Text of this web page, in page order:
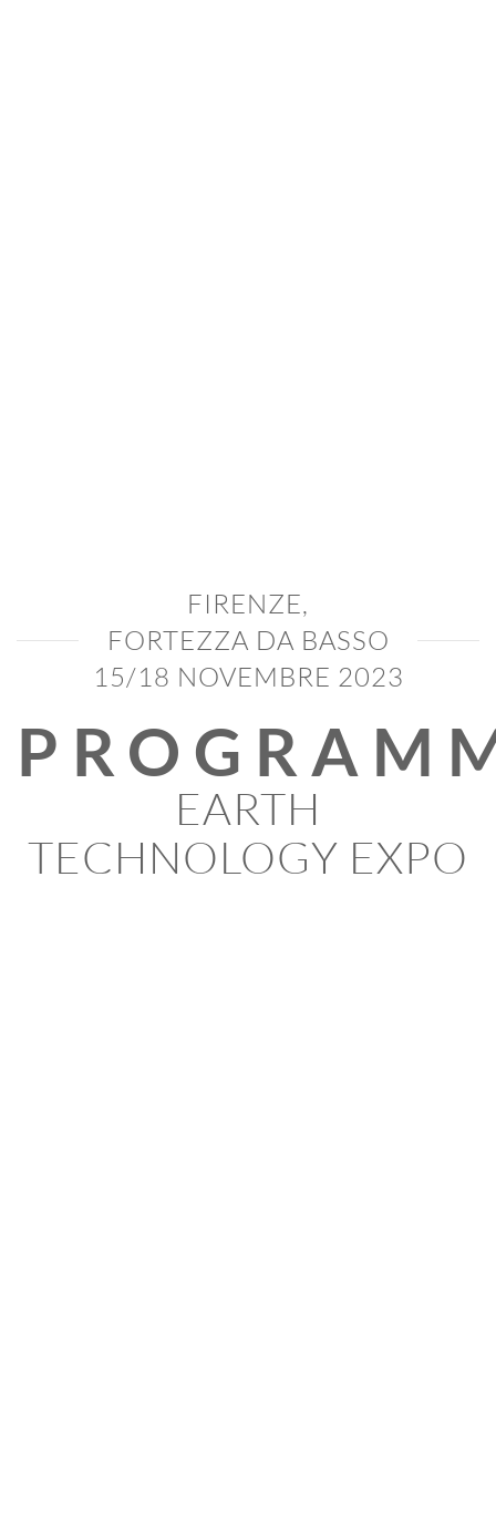
FIRENZE,
FORTEZZA DA BASSO
15/18 NOVEMBRE 2023
EARTH
TECHNOLOGY EXPO